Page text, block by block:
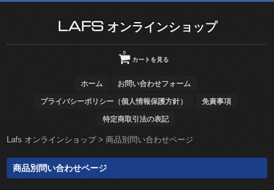
LAFS オンラインショップ
カートを見る
0
ホーム お問い合わせフォーム
プライバシーポリシー（個人情報保護方針） 免責事項
特定商取引法の表記
Lafs オンラインショップ>商品別問い合わせページ
商品別問い合わせページ